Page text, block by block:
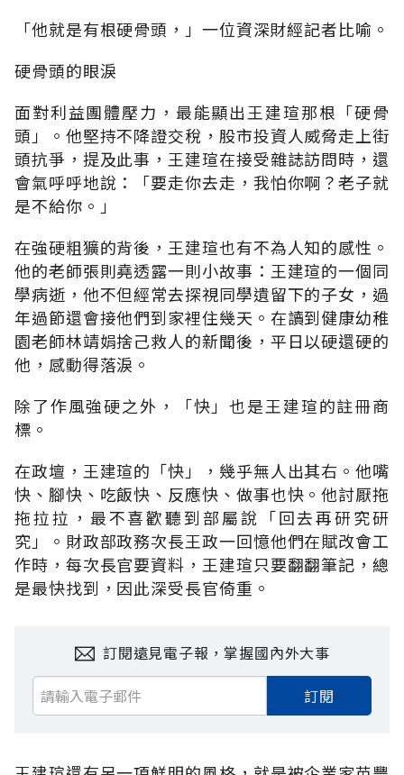
「他就是有根硬骨頭，」一位資深財經記者比喻。
硬骨頭的眼淚
面對利益團體壓力，最能顯出王建瑄那根「硬骨
頭」。他堅持不降證交稅，股市投資人威脅走上街
頭抗爭，提及此事，王建瑄在接受雜誌訪問時，還
會氣呼呼地說：「要走你去走，我怕你啊？老子就
是不給你。」
在強硬粗獷的背後，王建瑄也有不為人知的感性。
他的老師張則堯透露一則小故事：王建瑄的一個同
學病逝，他不但經常去探視同學遺留下的子女，過
年過節還會接他們到家裡住幾天。在讀到健康幼稚
園老師林靖娟捨己救人的新聞後，平日以硬還硬的
他，感動得落淚。
除了作風強硬之外，「快」也是王建瑄的註冊商
標。
在政壇，王建瑄的「快」，幾乎無人出其右。他嘴
快、腳快、吃飯快、反應快、做事也快。他討厭拖
拖拉拉，最不喜歡聽到部屬說「回去再研究研
究」。財政部政務次長王政一回憶他們在賦改會工
作時，每次長官要資料，王建瑄只要翻翻筆記，總
是最快找到，因此深受長官倚重。
訂閱遠見電子報，掌握國內外大事
訂閱